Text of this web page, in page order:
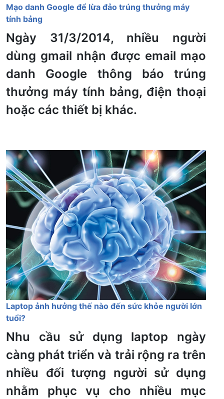
Mạo danh Google để lừa đảo trúng thưởng máy
tính bảng
Ngày 31/3/2014, nhiều người
dùng gmail nhận được email mạo
danh Google thông báo trúng
thưởng máy tính bảng, điện thoại
hoặc các thiết bị khác.
Laptop ảnh hưởng thế nào đến sức khỏe người lớn
tuổi?
Nhu cầu sử dụng laptop ngày
càng phát triển và trải rộng ra trên
nhiều đối tượng người sử dụng
nhằm phục vụ cho nhiều mục